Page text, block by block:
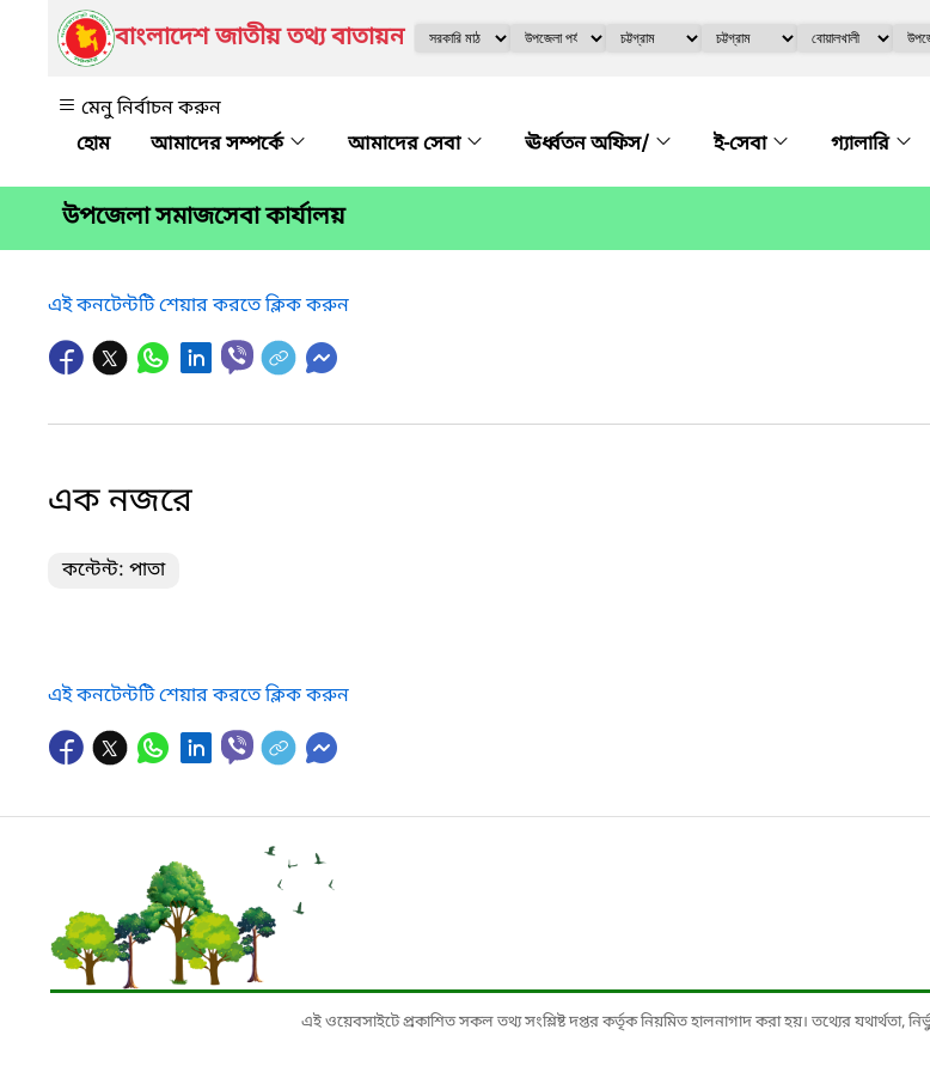
বাংলাদেশ জাতীয় তথ্য বাতায়ন
মেনু নির্বাচন করুন
আমাদের সম্পর্কে
আমাদের সেবা ঊর্ধ্বতন অফিস/ ই-সেবা গ্যালারি
উপজেলা সমাজসেবা কার্যালয়
এই কনটেন্টটি শেয়ার করতে ক্লিক করুন
এক নজরে
কন্টেন্ট: পাতা
এই কনটেন্টটি শেয়ার করতে ক্লিক করুন
এই ওয়েবসাইটে প্রকাশিত সকল তথ্য সংশ্লিষ্ট দপ্তর কর্তৃক নিয়মিত হালনাগাদ করা হয়। তথ্যের যথার্থতা,